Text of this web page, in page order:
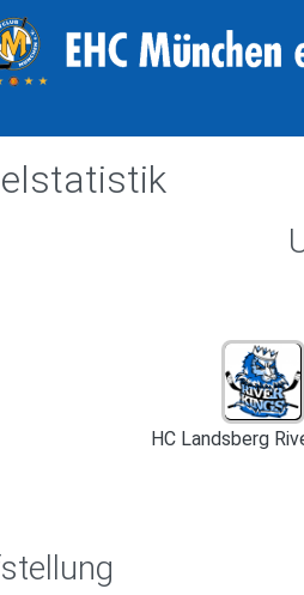
HC Landsberg